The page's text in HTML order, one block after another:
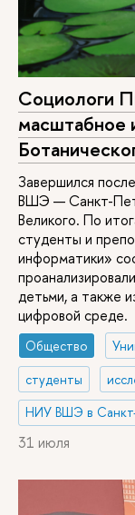
Управление
образованием
Социологи
масштабное
Завершился
ВШЭ — Санкт-
Великого. По
студенты и
информатики»
детьми, а также
цифровой среде.
Общество
студенты
НИУ ВШЭ в
31 июля